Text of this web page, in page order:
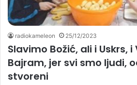
radiokameleon 25/12/2023
Slavimo Božić, ali i Uskrs, i
Bajram, jer svi smo ljudi,
stvoreni